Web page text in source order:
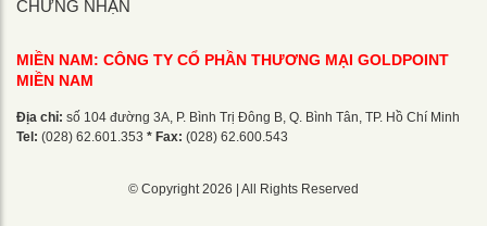
CHỨNG NHẬN
MIỀN NAM: CÔNG TY CỔ PHẦN THƯƠNG MẠI GOLDPOINT
MIỀN NAM
Địa chỉ: số 104 đường 3A, P. Bình Trị Đông B, Q. Bình Tân, TP. Hồ Chí Minh
Tel: (028) 62.601.353 * Fax: (028) 62.600.543
© Copyright 2026 | All Rights Reserved